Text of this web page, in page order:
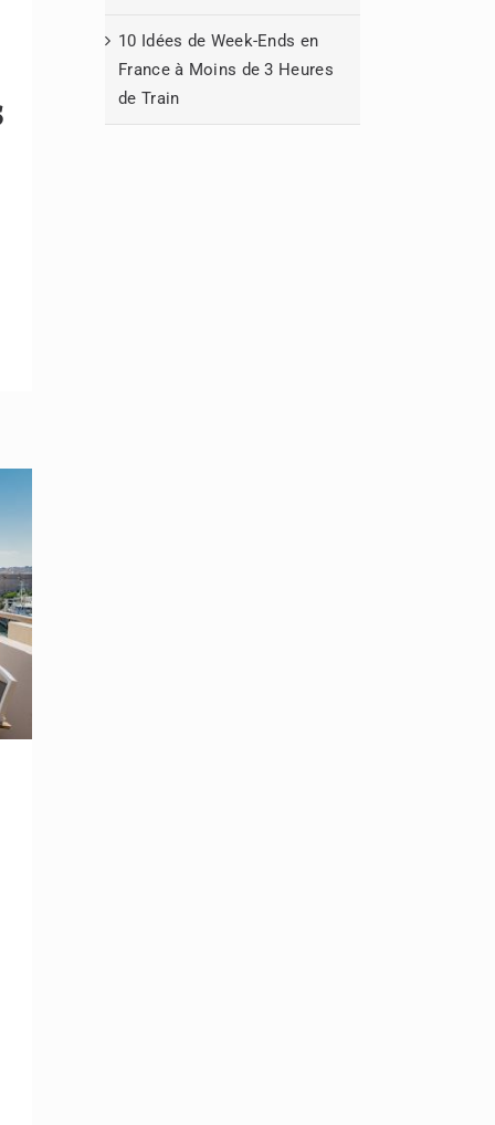
10 Idées de Week-Ends en
France à Moins de 3 Heures
de Train